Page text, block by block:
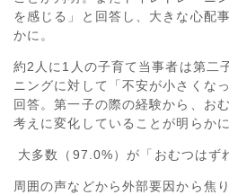
を感じる」と回答し、大きな心配
かに。
約2人に1人の子育て当事者は第二
ニングに対して「不安が小さくな
回答。第一子の際の経験から、お
考えに変化していることが明らかに
大多数（97.0%）が「おむつはず
周囲の声などから外部要因から焦